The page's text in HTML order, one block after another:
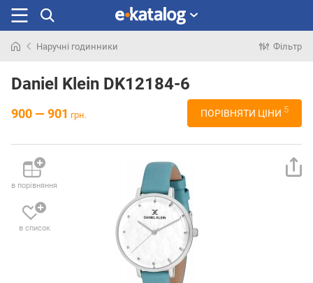
раніше
Наручні годинники Фільтр
Daniel Klein DK12184-6
900 — 901 грн. ПОРІВНЯТИ ЦІНИ 5
в порівняння
в список